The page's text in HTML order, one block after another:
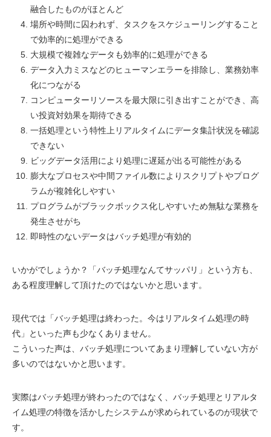
融合したものがほとんど
場所や時間に囚われず、タスクをスケジューリングすること
で効率的に処理ができる
大規模で複雑なデータも効率的に処理ができる
データ入力ミスなどのヒューマンエラーを排除し、業務効率
化につながる
コンピューターリソースを最大限に引き出すことができ、高
い投資対効果を期待できる
一括処理という特性上リアルタイムにデータ集計状況を確認
できない
ビッグデータ活用により処理に遅延が出る可能性がある
膨大なプロセスや中間ファイル数によりスクリプトやプログ
ラムが複雑化しやすい
プログラムがブラックボックス化しやすいため無駄な業務を
発生させがち
即時性のないデータはバッチ処理が有効的
いかがでしょうか？「バッチ処理なんてサッパリ」という方も、
ある程度理解して頂けたのではないかと思います。
現代では「バッチ処理は終わった。今はリアルタイム処理の時
代」といった声も少なくありません。
こういった声は、バッチ処理についてあまり理解していない方が
多いのではないかと思います。
実際はバッチ処理が終わったのではなく、バッチ処理とリアルタ
イム処理の特徴を活かしたシステムが求められているのが現状で
す。